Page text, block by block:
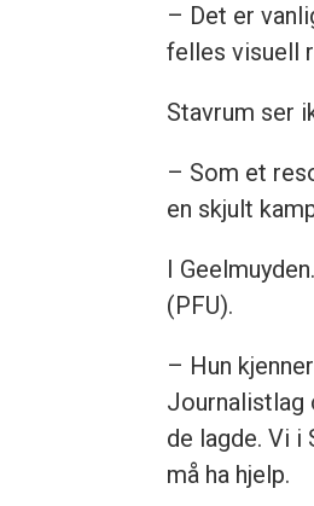
– Det er
felles visuell
Stavrum ser
– Som et
en skjult
I
(PFU).
– Hun
Journalistlag
de lagde. Vi i
må ha hjelp.